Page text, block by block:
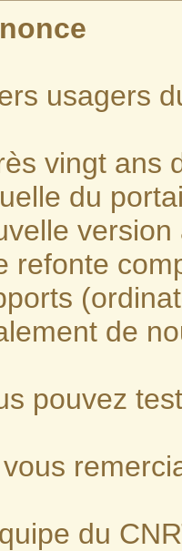
usagers
vingt ans
du
version
refonte
de
pouvez
du